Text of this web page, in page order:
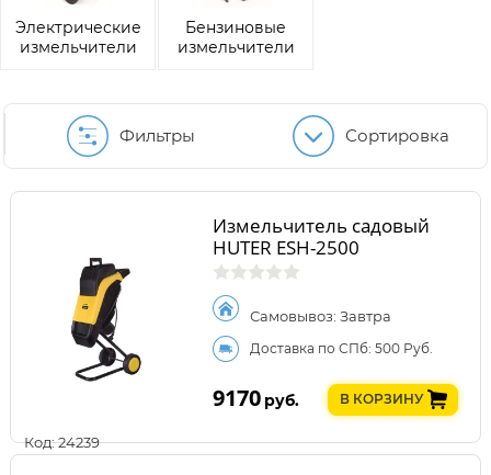
Электрические
измельчители
Бензиновые
измельчители
Фильтры Сортировка
Код: 24239
Измельчитель садовый
HUTER ESH-2500
Самовывоз: Завтра
Доставка по СПб: 500 Руб.
9170 руб. В КОРЗИНУ